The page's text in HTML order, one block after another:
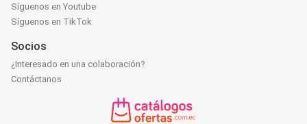
Síguenos en Youtube
Síguenos en TikTok
Socios
¿Interesado en una colaboración?
Contáctanos